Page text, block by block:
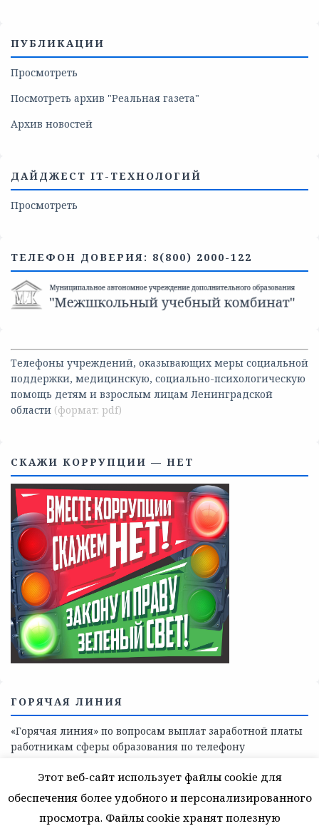
ПУБЛИКАЦИИ
Просмотреть
Посмотреть архив "Реальная газета"
Архив новостей
ДАЙДЖЕСТ IT-ТЕХНОЛОГИЙ
Просмотреть
ТЕЛЕФОН ДОВЕРИЯ: 8(800) 2000-122
Телефоны учреждений, оказывающих меры социальной
поддержки, медицинскую, социально-психологическую
помощь детям и взрослым лицам Ленинградской
области
СКАЖИ КОРРУПЦИИ — НЕТ
Этот веб-сайт использует файлы cookie для
обеспечения более удобного и персонализированного
просмотра. Файлы cookie хранят полезную